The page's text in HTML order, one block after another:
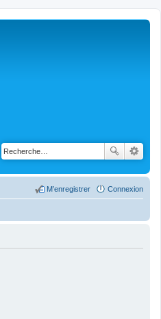
Connexion
M’enregistrer